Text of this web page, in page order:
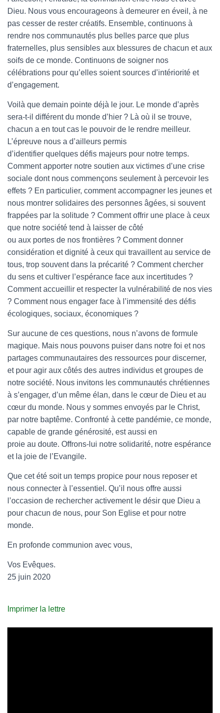
Dieu. Nous vous encourageons à demeurer en éveil, à ne
pas cesser de rester créatifs. Ensemble, continuons à
rendre nos communautés plus belles parce que plus
fraternelles, plus sensibles aux blessures de chacun et aux
soifs de ce monde. Continuons de soigner nos
célébrations pour qu’elles soient sources d’intériorité et
d’engagement.
Voilà que demain pointe déjà le jour. Le monde d’après
sera-t-il différent du monde d’hier ? Là où il se trouve,
chacun a en tout cas le pouvoir de le rendre meilleur.
L’épreuve nous a d’ailleurs permis
d’identifier quelques défis majeurs pour notre temps.
Comment apporter notre soutien aux victimes d’une crise
sociale dont nous commençons seulement à percevoir les
effets ? En particulier, comment accompagner les jeunes et
nous montrer solidaires des personnes âgées, si souvent
frappées par la solitude ? Comment offrir une place à ceux
que notre société tend à laisser de côté
ou aux portes de nos frontières ? Comment donner
considération et dignité à ceux qui travaillent au service de
tous, trop souvent dans la précarité ? Comment chercher
du sens et cultiver l’espérance face aux incertitudes ?
Comment accueillir et respecter la vulnérabilité de nos vies
? Comment nous engager face à l’immensité des défis
écologiques, sociaux, économiques ?
Sur aucune de ces questions, nous n’avons de formule
magique. Mais nous pouvons puiser dans notre foi et nos
partages communautaires des ressources pour discerner,
et pour agir aux côtés des autres individus et groupes de
notre société. Nous invitons les communautés chrétiennes
à s’engager, d’un même élan, dans le cœur de Dieu et au
cœur du monde. Nous y sommes envoyés par le Christ,
par notre baptême. Confronté à cette pandémie, ce monde,
capable de grande générosité, est aussi en
proie au doute. Offrons-lui notre solidarité, notre espérance
et la joie de l’Evangile.
Que cet été soit un temps propice pour nous reposer et
nous connecter à l’essentiel. Qu’il nous offre aussi
l’occasion de rechercher activement le désir que Dieu a
pour chacun de nous, pour Son Eglise et pour notre
monde.
En profonde communion avec vous,
Vos Evêques.
25 juin 2020
Imprimer la lettre